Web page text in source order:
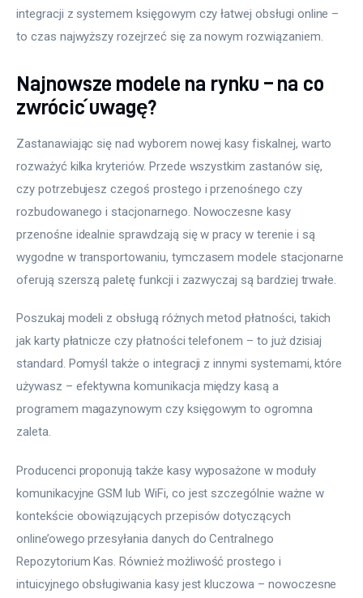
integracji z systemem księgowym czy łatwej obsługi online –
to czas najwyższy rozejrzeć się za nowym rozwiązaniem.
Najnowsze modele na rynku – na co
zwrócić uwagę?
Zastanawiając się nad wyborem nowej kasy fiskalnej, warto
rozważyć kilka kryteriów. Przede wszystkim zastanów się,
czy potrzebujesz czegoś prostego i przenośnego czy
rozbudowanego i stacjonarnego. Nowoczesne kasy
przenośne idealnie sprawdzają się w pracy w terenie i są
wygodne w transportowaniu, tymczasem modele stacjonarne
oferują szerszą paletę funkcji i zazwyczaj są bardziej trwałe.
Poszukaj modeli z obsługą różnych metod płatności, takich
jak karty płatnicze czy płatności telefonem – to już dzisiaj
standard. Pomyśl także o integracji z innymi systemami, które
używasz – efektywna komunikacja między kasą a
programem magazynowym czy księgowym to ogromna
zaleta.
Producenci proponują także kasy wyposażone w moduły
komunikacyjne GSM lub WiFi, co jest szczególnie ważne w
kontekście obowiązujących przepisów dotyczących
online’owego przesyłania danych do Centralnego
Repozytorium Kas. Również możliwość prostego i
intuicyjnego obsługiwania kasy jest kluczowa – nowoczesne